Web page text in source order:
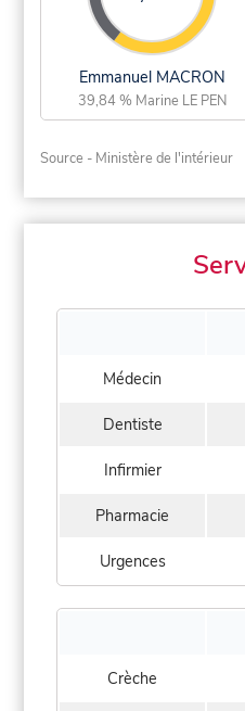
Emmanuel MACRON
39,84 % Marine LE PEN
Source - Ministère de l'intérieur
Médecin
Dentiste
Infirmier
Pharmacie
Urgences
Crèche